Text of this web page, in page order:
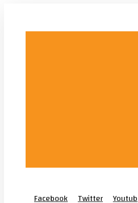
Facebook Twitter Youtub